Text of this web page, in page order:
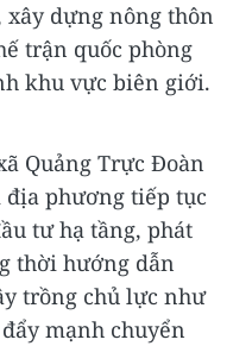
xây dựng nông thôn
trận quốc phòng
khu vực biên giới.
Quảng Trực Đoàn
phương tiếp tục
tư hạ tầng, phát
thời hướng dẫn
trồng chủ lực như
mạnh chuyển